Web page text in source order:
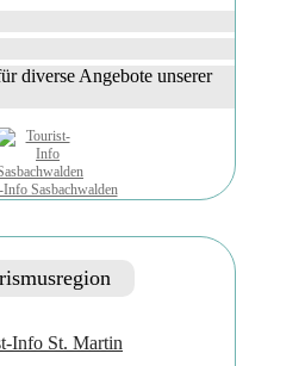
diverse Angebote unserer
Sasbachwalden
Info St. Martin